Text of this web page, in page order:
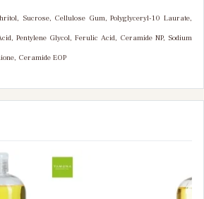
Sucrose, Cellulose Gum, Polyglyceryl-10 Laurate,
Pentylene Glycol, Ferulic Acid, Ceramide NP, Sodium
Ceramide EOP